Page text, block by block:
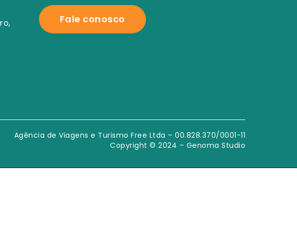
Fale conosco
Agência de Viagens e Turismo Free Ltda – 00.828.370/0001-11
Copyright © 2024 – Genoma Studio